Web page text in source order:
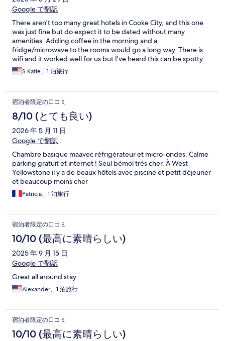
Google で翻訳
There aren't too many great hotels in Cooke City, and this one
was just fine but do expect it to be dated without many
amenities. Adding coffee in the morning and a
fridge/microwave to the rooms would go a long way. There is
wifi and it worked well for us but I've heard this can be spotty.
S Katie、1 泊旅行
宿泊者限定の口コミ
8/10 (とても良い)
2026 年 5 月 11 日
Google で翻訳
Chambre basique maavec réfrigérateur et micro-ondes. Calme
parking gratuit et internet ! Seul bémol très cher. À West
Yellowstone il y a de beaux hôtels avec piscine et petit déjeuner
et beaucoup moins cher
Patricia、1 泊旅行
宿泊者限定の口コミ
10/10 (最高に素晴らしい)
2025 年 9 月 15 日
Google で翻訳
Great all around stay
Alexander、1 泊旅行
宿泊者限定の口コミ
10/10 (最高に素晴らしい)